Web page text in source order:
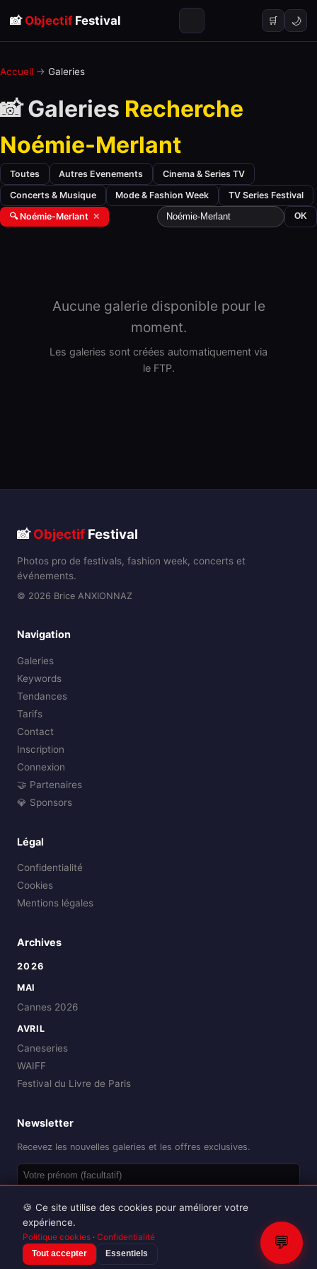
📸 ObjectifFestival 🛒 🌙
Accueil → Galeries
📸 Galeries Recherche
Noémie-Merlant
Toutes Autres Evenements Cinema & Series TV
Concerts & Musique Mode & Fashion Week TV Series Festival
🔍 Noémie-Merlant ✕ OK
Aucune galerie disponible pour le
moment.
Les galeries sont créées automatiquement via
le FTP.
📸Objectif Festival
Photos pro de festivals, fashion week, concerts et
événements.
© 2026 Brice ANXIONNAZ
Navigation
Galeries
Keywords
Tendances
Tarifs
Contact
Inscription
Connexion
🤝 Partenaires
💎 Sponsors
Légal
Confidentialité
Cookies
Mentions légales
Archives
2026
MAI
Cannes 2026
AVRIL
Caneseries
WAIFF
Festival du Livre de Paris
Newsletter
Recevez les nouvelles galeries et les offres exclusives.
Reproduction interdite sans autorisation.
💬
🍪 Ce site utilise des cookies pour améliorer votre
expérience.
Politique cookies · Confidentialité
Tout accepter Essentiels